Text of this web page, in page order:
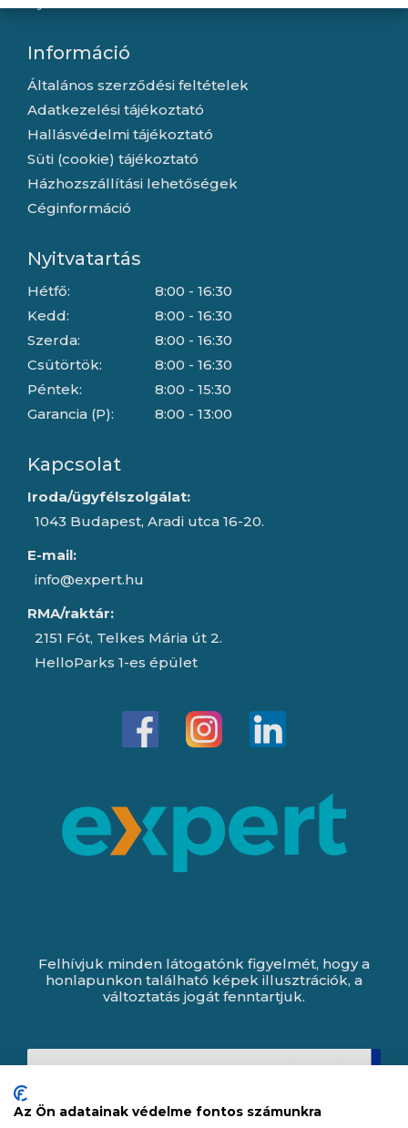
Információ
Általános szerződési feltételek
Adatkezelési tájékoztató
Hallásvédelmi tájékoztató
Süti (cookie) tájékoztató
Házhozszállítási lehetőségek
Céginformáció
Nyitvatartás
Hétfő:
Kedd:
Szerda:
Csütörtök:
Péntek:
Garancia (P):
8:00 - 16:30
8:00 - 16:30
8:00 - 16:30
8:00 - 16:30
8:00 - 15:30
8:00 - 13:00
Kapcsolat
Iroda/ügyfélszolgálat:
1043 Budapest, Aradi utca 16-20.
E-mail:
info@expert.hu
RMA/raktár:
2151 Fót, Telkes Mária út 2.
HelloParks 1-es épület
Felhívjuk minden látogatónk figyelmét, hogy a
honlapunkon található képek illusztrációk, a
változtatás jogát fenntartjuk.
Az Ön adatainak védelme fontos számunkra